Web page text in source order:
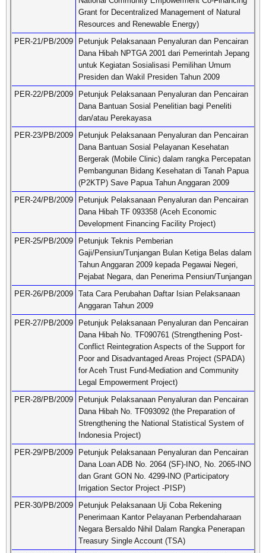
Grant for Decentralized Management of Natural
Resources and Renewable Energy)
PER-21/PB/2009
Petunjuk Pelaksanaan Penyaluran dan Pencairan
Dana Hibah NPTGA 2001 dari Pemerintah Jepang
untuk Kegiatan Sosialisasi Pemilihan Umum
Presiden dan Wakil Presiden Tahun 2009
PER-22/PB/2009
Petunjuk Pelaksanaan Penyaluran dan Pencairan
Dana Bantuan Sosial Penelitian bagi Peneliti
dan/atau Perekayasa
PER-23/PB/2009
Petunjuk Pelaksanaan Penyaluran dan Pencairan
Dana Bantuan Sosial Pelayanan Kesehatan
Bergerak (Mobile Clinic) dalam rangka Percepatan
Pembangunan Bidang Kesehatan di Tanah Papua
(P2KTP) Save Papua Tahun Anggaran 2009
PER-24/PB/2009
Petunjuk Pelaksanaan Penyaluran dan Pencairan
Dana Hibah TF 093358 (Aceh Economic
Development Financing Facility Project)
PER-25/PB/2009
Petunjuk Teknis Pemberian
Gaji/Pensiun/Tunjangan Bulan Ketiga Belas dalam
Tahun Anggaran 2009 kepada Pegawai Negeri,
Pejabat Negara, dan Penerima Pensiun/Tunjangan
PER-26/PB/2009 Tata Cara Perubahan Daftar Isian Pelaksanaan
Anggaran Tahun 2009
PER-27/PB/2009
Petunjuk Pelaksanaan Penyaluran dan Pencairan
Dana Hibah No. TF090761 (Strengthening Post-
Conflict Reintegration Aspects of the Support for
Poor and Disadvantaged Areas Project (SPADA)
for Aceh Trust Fund-Mediation and Community
Legal Empowerment Project)
PER-28/PB/2009
Petunjuk Pelaksanaan Penyaluran dan Pencairan
Dana Hibah No. TF093092 (the Preparation of
Strengthening the National Statistical System of
Indonesia Project)
PER-29/PB/2009
Petunjuk Pelaksanaan Penyaluran dan Pencairan
Dana Loan ADB No. 2064 (SF)-INO, No. 2065-INO
dan Grant GON No. 4299-INO (Participatory
Irrigation Sector Project -PISP)
PER-30/PB/2009
Petunjuk Pelaksanaan Uji Coba Rekening
Penerimaan Kantor Pelayanan Perbendaharaan
Negara Bersaldo Nihil Dalam Rangka Penerapan
Treasury Single Account (TSA)